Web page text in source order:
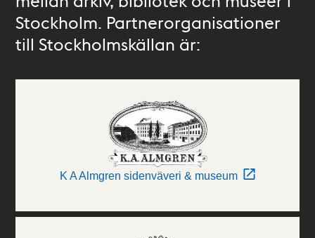
Stockholm. Partnerorganisationer
till Stockholmskällan är:
K A Almgren sidenväveri & museum